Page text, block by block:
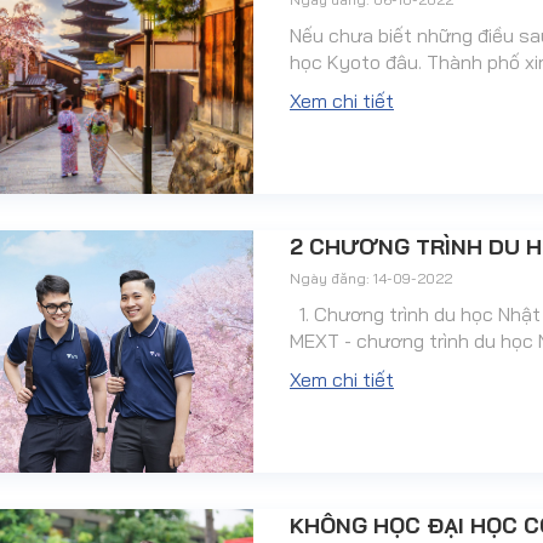
Nếu chưa biết những điều
học Kyoto đâu. Thành phố
Xem chi tiết
2 CHƯƠNG TRÌNH DU
Ngày đăng: 14-09-2022
1. Chương trình du học
MEXT - chương trình du học
Xem chi tiết
KHÔNG HỌC ĐẠI HỌC